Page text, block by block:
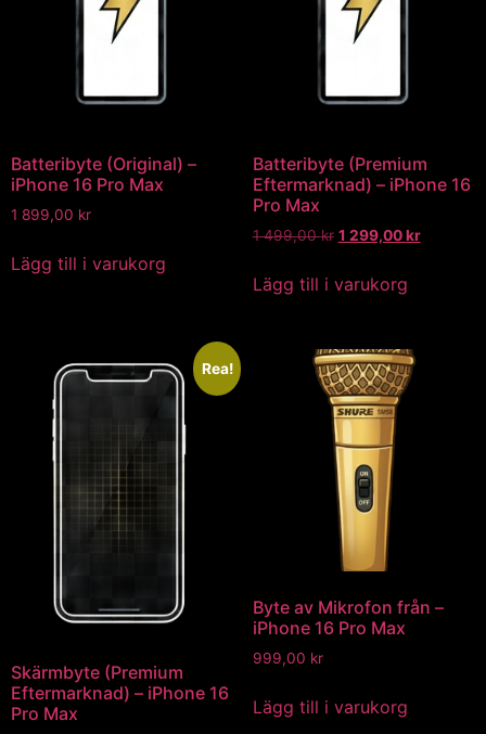
Batteribyte (Original) –
iPhone 16 Pro Max
1 899,00 kr
Lägg till i varukorg
Batteribyte (Premium
Eftermarknad) – iPhone 16
Pro Max
1 499,00kr 1 299,00kr
Lägg till i varukorg
Rea!
Skärmbyte (Premium
Eftermarknad) – iPhone 16
Pro Max
Byte av Mikrofon från –
iPhone 16 Pro Max
999,00 kr
Lägg till i varukorg